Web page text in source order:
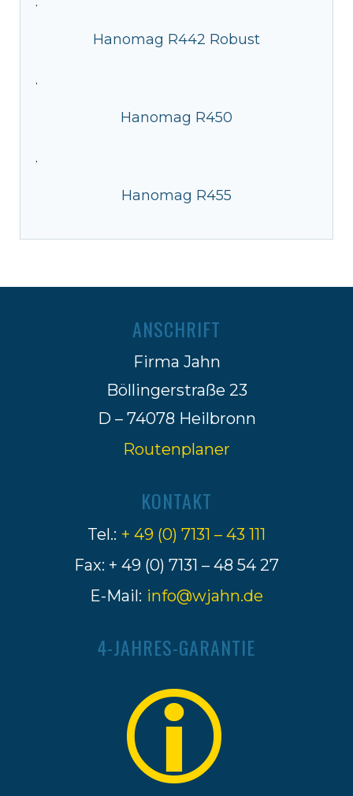
·
Hanomag R442 Robust
·
Hanomag R450
·
Hanomag R455
ANSCHRIFT
Firma Jahn
Böllingerstraße 23
D – 74078 Heilbronn
Routenplaner
KONTAKT
Tel.: + 49 (0) 7131 – 43 111
Fax: + 49 (0) 7131 – 48 54 27
E-Mail: info@wjahn.de
4-JAHRES-GARANTIE